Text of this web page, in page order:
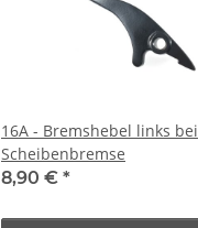
16A - Bremshebel links bei
Scheibenbremse
8,90 € *